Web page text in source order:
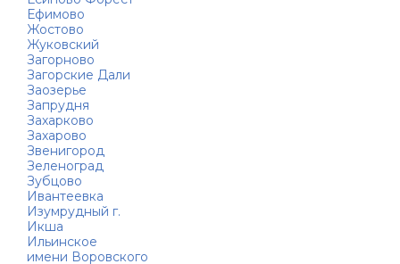
Ефимово
Жостово
Жуковский
Загорново
Загорские Дали
Заозерье
Запрудня
Захарково
Захарово
Звенигород
Зеленоград
Зубцово
Ивантеевка
Изумрудный г.
Икша
Ильинское
имени Воровского